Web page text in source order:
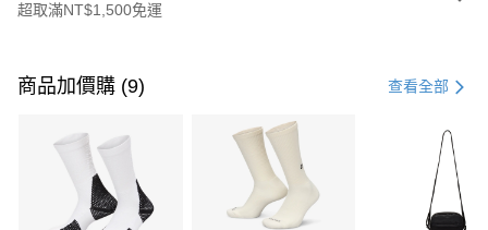
超取滿NT$1,500免運
信用卡一次付款
3 期 0 利率 每期 21家銀行
合作金庫商業銀行
第一商業銀行
華南商業銀行
彰化商業銀行
商品加價購 (9) 查看全部